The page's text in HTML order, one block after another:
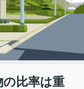
の比率は重